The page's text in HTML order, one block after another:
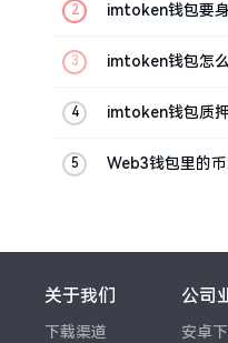
imtoken钱包要
imtoken钱包怎
imtoken钱包质
Web3钱包里的
关于我们
下载渠道
公司
安卓